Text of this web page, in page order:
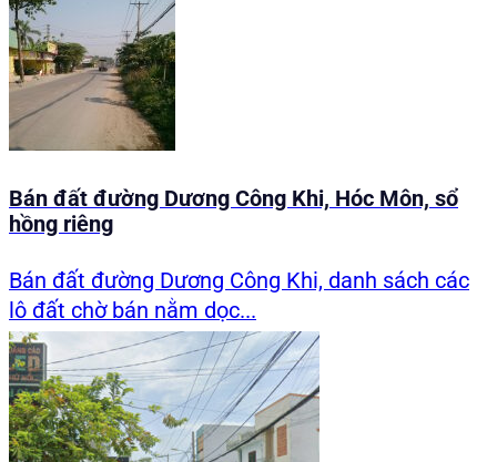
Bán đất đường Dương Công Khi, Hóc Môn, sổ
hồng riêng
Bán đất đường Dương Công Khi, danh sách các
lô đất chờ bán nằm dọc...